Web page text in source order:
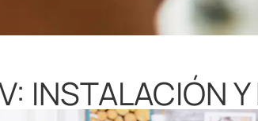
INSTALACIÓN